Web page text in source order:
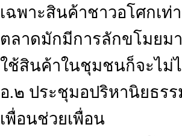
เฉพาะสินค้าชาวอโศกเ
ตลาดมักมีการลักขโมยม
ใช้สินค้าในชุมชนก็จะไม่
อ.๒ ประชุมอปริหานิยธร
เพื่อนช่วยเพื่อน